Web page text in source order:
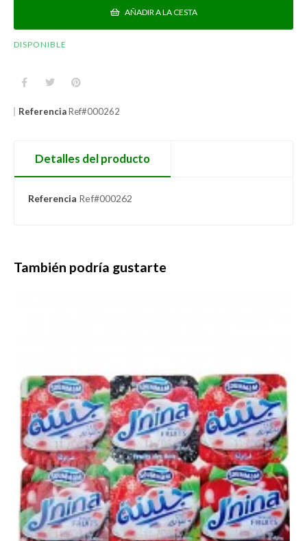
AÑADIR A LA CESTA
DISPONIBLE
ReferenciaRef#000262
Detalles del producto
Referencia Ref#000262
También podría gustarte